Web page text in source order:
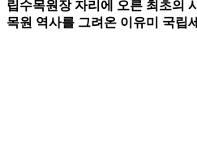
립수목원장 자리에 오른 최초의
목원 역사를 그려온 이유미 국립